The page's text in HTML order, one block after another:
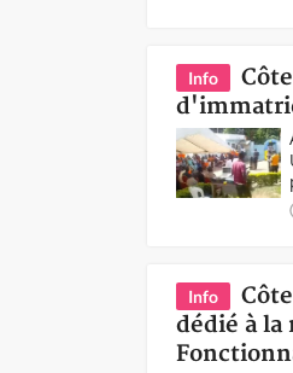
Info
Info
dédié à la